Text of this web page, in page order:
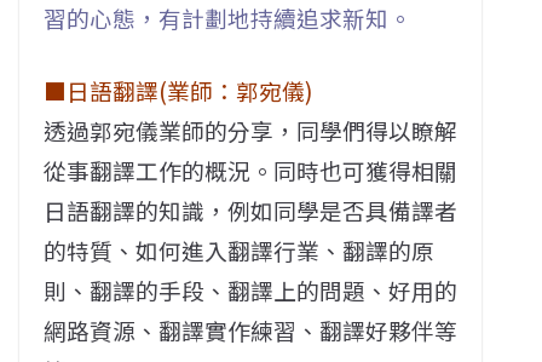
習的心態，有計劃地持續追求新知。
■日語翻譯(業師：郭宛儀)
透過郭宛儀業師的分享，同學們得以瞭解
從事翻譯工作的概況。同時也可獲得相關
日語翻譯的知識，例如同學是否具備譯者
的特質、如何進入翻譯行業、翻譯的原
則、翻譯的手段、翻譯上的問題、好用的
網路資源、翻譯實作練習、翻譯好夥伴等